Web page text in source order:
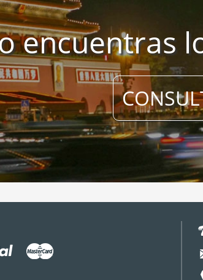
encuentras